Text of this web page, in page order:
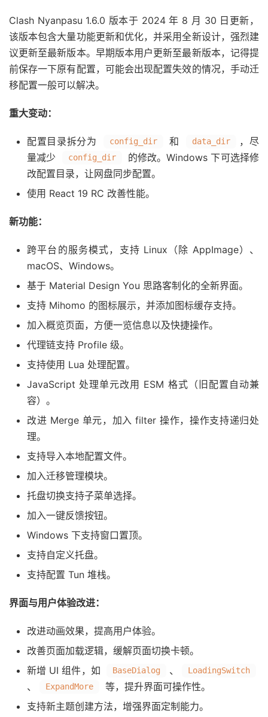
Clash Nyanpasu 1.6.0 版本于 2024 年 8 月 30 日更新，
该版本包含大量功能更新和优化，并采用全新设计，强烈建
议更新至最新版本。早期版本用户更新至最新版本，记得提
前保存一下原有配置，可能会出现配置失效的情况，手动迁
移配置一般可以解决。
重大变动：
配置目录拆分为 config_dir 和 data_dir
，尽
量减少
config_dir
的修改。Windows 下可选择修
改配置目录，让网盘同步配置。
使用 React 19 RC 改善性能。
新功能：
跨平台的服务模式，支持 Linux（除 AppImage）、
macOS、Windows。
基于 Material Design You 思路客制化的全新界面。
支持 Mihomo 的图标展示，并添加图标缓存支持。
加入概览页面，方便一览信息以及快捷操作。
代理链支持 Profile 级。
支持使用 Lua 处理配置。
JavaScript 处理单元改用 ESM 格式（旧配置自动兼
容）。
改进 Merge 单元，加入 filter 操作，操作支持递归处
理。
支持导入本地配置文件。
加入迁移管理模块。
托盘切换支持子菜单选择。
加入一键反馈按钮。
Windows 下支持窗口置顶。
支持自定义托盘。
支持配置 Tun 堆栈。
界面与用户体验改进：
改进动画效果，提高用户体验。
改善页面加载逻辑，缓解页面切换卡顿。
新增 UI 组件，如
BaseDialog 、 LoadingSwitch
、 ExpandMore
等，提升界面可操作性。
支持新主题创建方法，增强界面定制能力。